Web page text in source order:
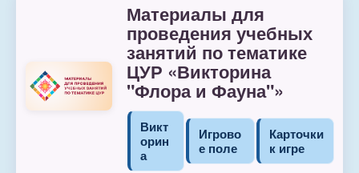
Материалы для
проведения учебных
занятий по тематике
ЦУР «Викторина
"Флора и Фауна"»
Викт
орин
а
Игрово
е поле
Карточки
к игре